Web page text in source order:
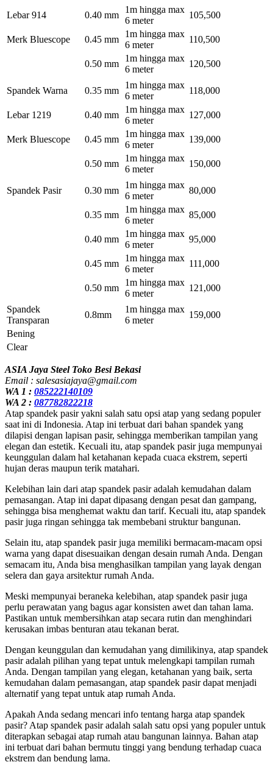
Lebar 914
0.40 mm
1m hingga max
6 meter
105,500
Merk Bluescope 0.45 mm
1m hingga max
6 meter
110,500
0.50 mm
1m hingga max
6 meter
120,500
Spandek Warna 0.35 mm
1m hingga max
6 meter
118,000
Lebar 1219 0.40 mm
1m hingga max
6 meter
127,000
Merk Bluescope 0.45 mm
1m hingga max
6 meter
139,000
0.50 mm
1m hingga max
6 meter
150,000
Spandek Pasir 0.30 mm
1m hingga max
6 meter
80,000
0.35 mm
1m hingga max
6 meter
85,000
0.40 mm
1m hingga max
6 meter
95,000
0.45 mm
1m hingga max
6 meter
111,000
0.50 mm
1m hingga max
6 meter
121,000
Spandek
Transparan
0.8mm
1m hingga max
6 meter
159,000
Bening
Clear
ASIA Jaya Steel Toko Besi Bekasi
Email : salesasiajaya@gmail.com
WA 1 : 085222140109
WA 2 : 087782822218
Atap spandek pasir yakni salah satu opsi atap yang sedang populer
saat ini di Indonesia. Atap ini terbuat dari bahan spandek yang
dilapisi dengan lapisan pasir, sehingga memberikan tampilan yang
elegan dan estetik. Kecuali itu, atap spandek pasir juga mempunyai
keunggulan dalam hal ketahanan kepada cuaca ekstrem, seperti
hujan deras maupun terik matahari.
Kelebihan lain dari atap spandek pasir adalah kemudahan dalam
pemasangan. Atap ini dapat dipasang dengan pesat dan gampang,
sehingga bisa menghemat waktu dan tarif. Kecuali itu, atap spandek
pasir juga ringan sehingga tak membebani struktur bangunan.
Selain itu, atap spandek pasir juga memiliki bermacam-macam opsi
warna yang dapat disesuaikan dengan desain rumah Anda. Dengan
semacam itu, Anda bisa menghasilkan tampilan yang layak dengan
selera dan gaya arsitektur rumah Anda.
Meski mempunyai beraneka kelebihan, atap spandek pasir juga
perlu perawatan yang bagus agar konsisten awet dan tahan lama.
Pastikan untuk membersihkan atap secara rutin dan menghindari
kerusakan imbas benturan atau tekanan berat.
Dengan keunggulan dan kemudahan yang dimilikinya, atap spandek
pasir adalah pilihan yang tepat untuk melengkapi tampilan rumah
Anda. Dengan tampilan yang elegan, ketahanan yang baik, serta
kemudahan dalam pemasangan, atap spandek pasir dapat menjadi
alternatif yang tepat untuk atap rumah Anda.
Apakah Anda sedang mencari info tentang harga atap spandek
pasir? Atap spandek pasir adalah salah satu opsi yang populer untuk
diterapkan sebagai atap rumah atau bangunan lainnya. Bahan atap
ini terbuat dari bahan bermutu tinggi yang bendung terhadap cuaca
ekstrem dan bendung lama.